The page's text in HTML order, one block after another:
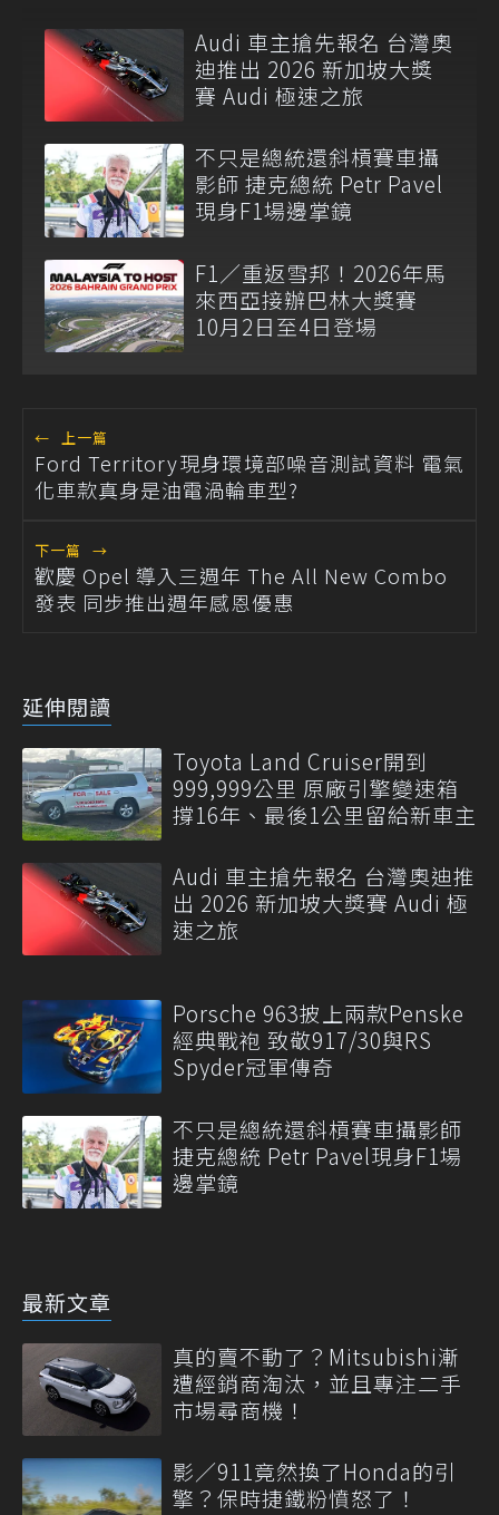
Audi 車主搶先報名 台灣奧
迪推出 2026 新加坡大獎
賽 Audi 極速之旅
不只是總統還斜槓賽車攝
影師 捷克總統 Petr Pavel
現身F1場邊掌鏡
F1／重返雪邦！2026年馬
來西亞接辦巴林大獎賽
10月2日至4日登場
← 上一篇
Ford Territory現身環境部噪音測試資料 電氣
化車款真身是油電渦輪車型?
下一篇 →
歡慶 Opel 導入三週年 The All New Combo
發表 同步推出週年感恩優惠
延伸閱讀
Toyota Land Cruiser開到
999,999公里 原廠引擎變速箱
撐16年、最後1公里留給新車主
Audi 車主搶先報名 台灣奧迪推
出 2026 新加坡大獎賽 Audi 極
速之旅
Porsche 963披上兩款Penske
經典戰袍 致敬917/30與RS
Spyder冠軍傳奇
不只是總統還斜槓賽車攝影師
捷克總統 Petr Pavel現身F1場
邊掌鏡
最新文章
真的賣不動了？Mitsubishi漸
遭經銷商淘汰，並且專注二手
市場尋商機！
影／911竟然換了Honda的引
擎？保時捷鐵粉憤怒了！